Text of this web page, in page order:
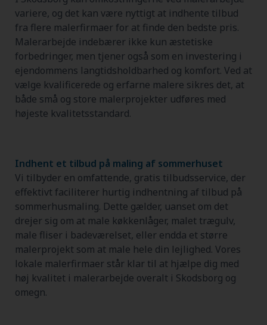
variere, og det kan være nyttigt at indhente tilbud
fra flere malerfirmaer for at finde den bedste pris.
Malerarbejde indebærer ikke kun æstetiske
forbedringer, men tjener også som en investering i
ejendommens langtidsholdbarhed og komfort. Ved at
vælge kvalificerede og erfarne malere sikres det, at
både små og store malerprojekter udføres med
højeste kvalitetsstandard.
Indhent et tilbud på maling af sommerhuset
Vi tilbyder en omfattende, gratis tilbudsservice, der
effektivt faciliterer hurtig indhentning af tilbud på
sommerhusmaling. Dette gælder, uanset om det
drejer sig om at male køkkenlåger, malet trægulv,
male fliser i badeværelset, eller endda et større
malerprojekt som at male hele din lejlighed. Vores
lokale malerfirmaer står klar til at hjælpe dig med
høj kvalitet i malerarbejde overalt i Skodsborg og
omegn.